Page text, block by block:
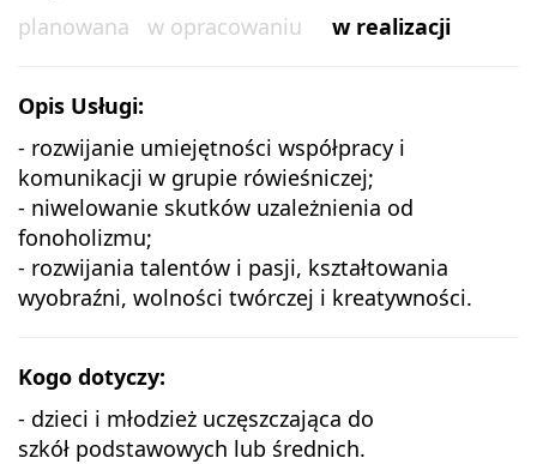
planowana w opracowaniu w realizacji
Opis Usługi:
- rozwijanie umiejętności współpracy i
komunikacji w grupie rówieśniczej;
- niwelowanie skutków uzależnienia od
fonoholizmu;
- rozwijania talentów i pasji, kształtowania
wyobraźni, wolności twórczej i kreatywności.
Kogo dotyczy:
- dzieci i młodzież uczęszczająca do
szkół podstawowych lub średnich.